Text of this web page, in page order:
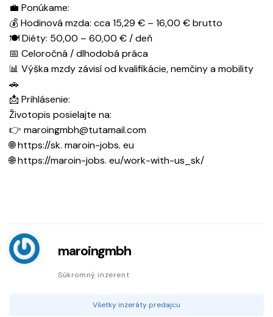
💼 Ponúkame:
💰 Hodinová mzda: cca 15,29 € – 16,00 € brutto
🍽️ Diéty: 50,00 – 60,00 € / deň
📅 Celoročná / dlhodobá práca
📊 Výška mzdy závisí od kvalifikácie, nemčiny a mobility
🚗
📩 Prihlásenie:
Životopis posielajte na:
👉 maroingmbh@tutamail.com
🌐 https://sk. maroin-jobs. eu
🌐 https://maroin-jobs. eu/work-with-us_sk/
maroingmbh
Súkromný inzerent
Všetky inzeráty predajcu